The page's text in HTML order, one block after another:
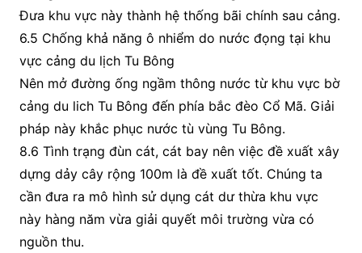
Đưa khu vực này thành hệ thống bãi chính sau cảng.
6.5 Chống khả năng ô nhiểm do nước đọng tại khu
vực cảng du lịch Tu Bông
Nên mở đường ống ngầm thông nước từ khu vực bờ
cảng du lich Tu Bông đến phía bắc đèo Cổ Mã. Giải
pháp này khắc phục nước tù vùng Tu Bông.
8.6 Tình trạng đùn cát, cát bay nên việc đề xuất xây
dựng dảy cây rộng 100m là đề xuất tốt. Chúng ta
cần đưa ra mô hình sử dụng cát dư thừa khu vực
này hàng năm vừa giải quyết môi trường vừa có
nguồn thu.